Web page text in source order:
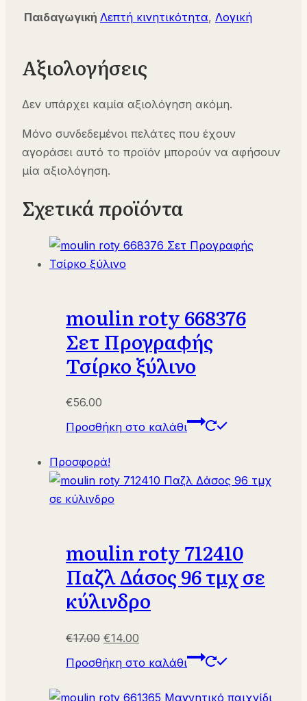
Παιδαγωγική Λεπτή κινητικότητα, Λογική
Αξιολογήσεις
Δεν υπάρχει καμία αξιολόγηση ακόμη.
Μόνο συνδεδεμένοι πελάτες που έχουν
αγοράσει αυτό το προϊόν μπορούν να αφήσουν
μία αξιολόγηση.
Σχετικά προϊόντα
moulin roty 668376
Σετ Προγραφής
Τσίρκο ξύλινο
€56.00
Προσθήκη στο καλάθι
Προσφορά!
moulin roty 712410
Παζλ Δάσος 96 τμχ σε
κύλινδρο
€17.00 Original
price
€17.00.
€14.00
τρέχουσα
είναι:
Προσθήκη στο καλάθι